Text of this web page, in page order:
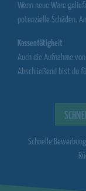
Wenn neue Ware
potenzielle Schäden.
Kassentätigkeit
Auch die Aufnahme
Abschließend bist du
Schnelle